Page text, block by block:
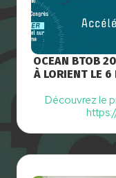
OCEAN BTOB
À LORIENT LE 6
Découvrez le